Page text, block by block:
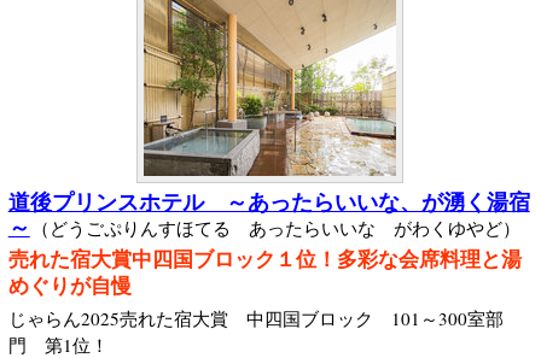
道後プリンスホテル ～あったらいいな、が湧く湯宿
～
（どうごぷりんすほてる あったらいいな がわくゆやど）
売れた宿大賞中四国ブロック１位！多彩な会席料理と湯
めぐりが自慢
じゃらん2025売れた宿大賞 中四国ブロック 101～300室部
門 第1位！